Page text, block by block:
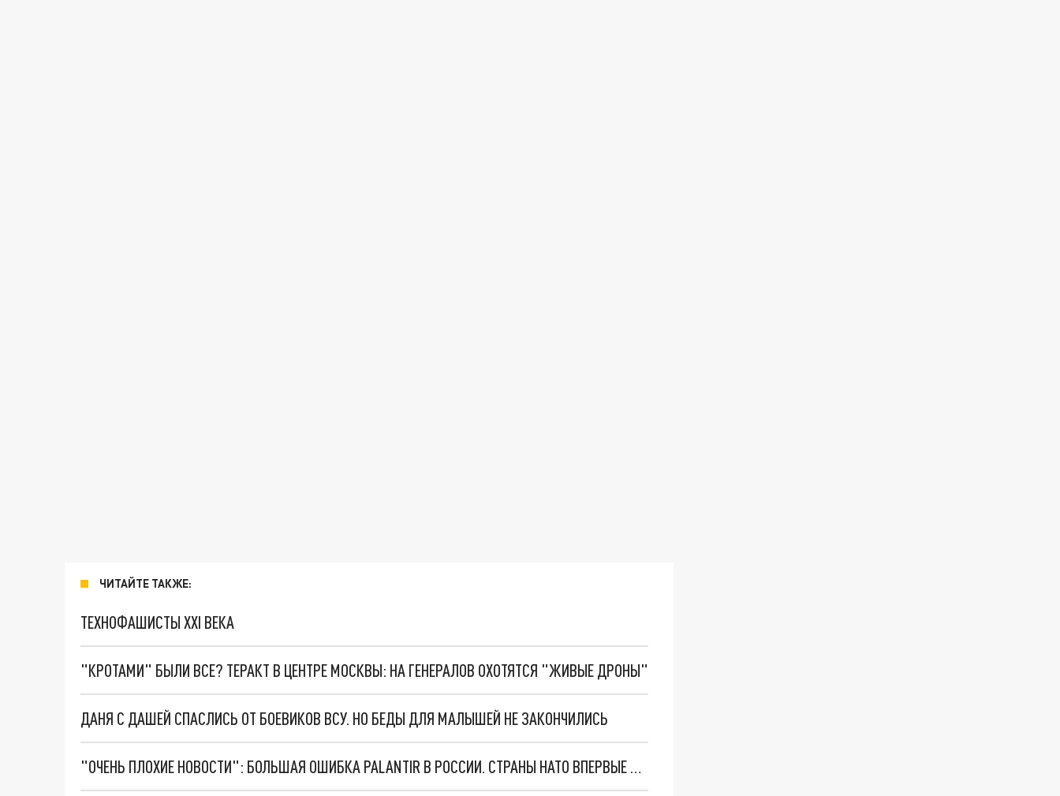
ЧИТАЙТЕ ТАКЖЕ:
ТЕХНОФАШИСТЫ XXI ВЕКА
"КРОТАМИ" БЫЛИ ВСЕ? ТЕРАКТ В ЦЕНТРЕ МОСКВЫ: НА ГЕНЕРАЛОВ ОХОТЯТСЯ "ЖИВЫЕ ДРОНЫ"
ДАНЯ С ДАШЕЙ СПАСЛИСЬ ОТ БОЕВИКОВ ВСУ. НО БЕДЫ ДЛЯ МАЛЫШЕЙ НЕ ЗАКОНЧИЛИСЬ
"ОЧЕНЬ ПЛОХИЕ НОВОСТИ": БОЛЬШАЯ ОШИБКА PALANTIR В РОССИИ. СТРАНЫ НАТО ВПЕРВЫЕ ЗА СВО ОСТАНОВИЛИ ПОСТАВКИ ОРУЖИЯ. ВСУ ТЕРЯЮТ ПРИГРАНИЧЬЕ?